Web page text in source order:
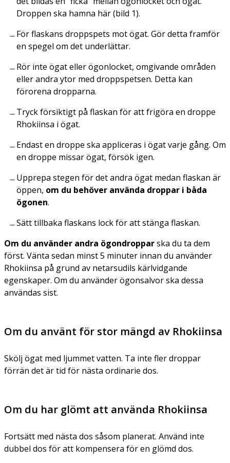
Droppen ska hamna här (bild 1).
För flaskans droppspets mot ögat. Gör detta framför
en spegel om det underlättar.
Rör inte ögat eller ögonlocket, omgivande områden
eller andra ytor med droppspetsen. Detta kan
förorena dropparna.
Tryck försiktigt på flaskan för att frigöra en droppe
Rhokiinsa i ögat.
Endast en droppe ska appliceras i ögat varje gång. Om
en droppe missar ögat, försök igen.
Upprepa stegen för det andra ögat medan flaskan är
öppen, om du behöver använda droppar i båda
ögonen.
Sätt tillbaka flaskans lock för att stänga flaskan.
Om du använder andra ögondropparska du ta dem
först. Vänta sedan minst 5 minuter innan du använder
Rhokiinsa på grund av netarsudils kärlvidgande
egenskaper. Om du använder ögonsalvor ska dessa
användas sist.
Om du använt för stor mängd av Rhokiinsa
Skölj ögat med ljummet vatten. Ta inte fler droppar
förrän det är tid för nästa ordinarie dos.
Om du har glömt att använda Rhokiinsa
Fortsätt med nästa dos såsom planerat. Använd inte
dubbel dos för att kompensera för en glömd dos.